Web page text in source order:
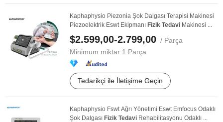
Kaphaphysio Piezonia Şok Dalgası Terapisi Makinesi
Piezoelektrik Eswt Ekipmanı Fizik Tedavi Makinesi ...
$2.599,00-2.799,00 / Parça
Minimum miktar:1 Parça
Tedarikçi ile İletişime Geçin
Kaphaphysio Fswt Ağrı Yönetimi Eswt Emfocus Odaklı
Şok Dalgası Fizik Tedavi Rehabilitasyonu Odaklı ...